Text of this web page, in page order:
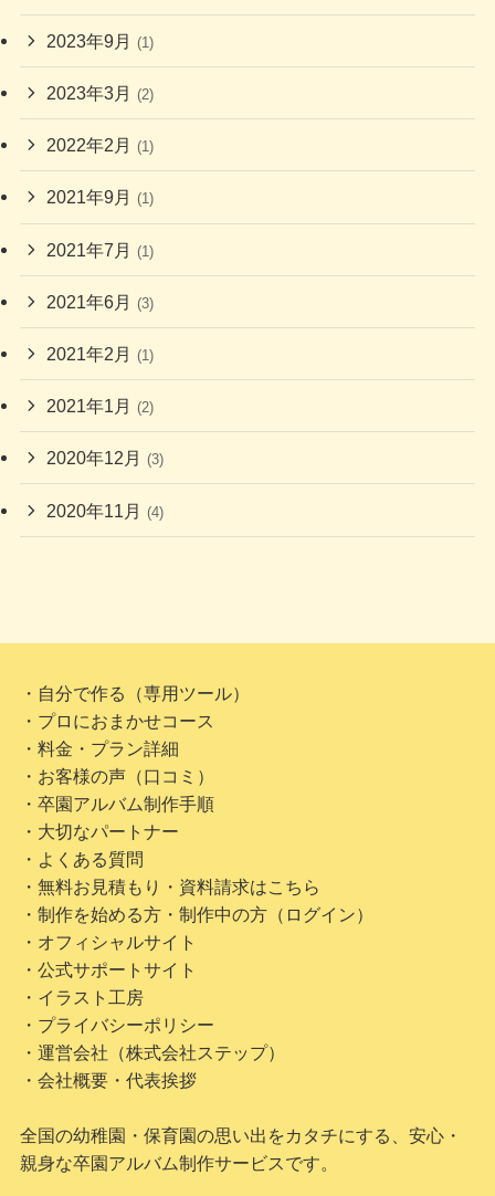
2023年9月 (1)
2023年3月 (2)
2022年2月 (1)
2021年9月 (1)
2021年7月 (1)
2021年6月 (3)
2021年2月 (1)
2021年1月 (2)
2020年12月 (3)
2020年11月 (4)
・自分で作る（専用ツール）
・プロにおまかせコース
・料金・プラン詳細
・お客様の声（口コミ）
・卒園アルバム制作手順
・大切なパートナー
・よくある質問
・無料お見積もり・資料請求はこちら
・制作を始める方・制作中の方（ログイン）
・オフィシャルサイト
・公式サポートサイト
・イラスト工房
・プライバシーポリシー
・運営会社（株式会社ステップ）
・会社概要・代表挨拶
全国の幼稚園・保育園の思い出をカタチにする、安心・
親身な卒園アルバム制作サービスです。